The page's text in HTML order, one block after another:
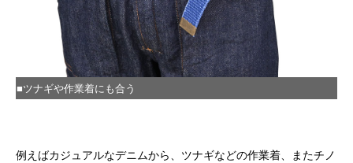
■ツナギや作業着にも合う
例えばカジュアルなデニムから、ツナギなどの作業着、またチノ